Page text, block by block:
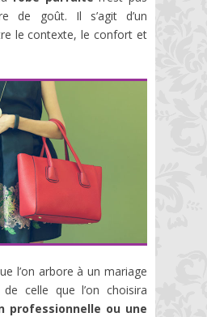
de goût. Il s’agit d’un
le contexte, le confort et
l’on arbore à un mariage
celle que l’on choisira
professionnelle ou une